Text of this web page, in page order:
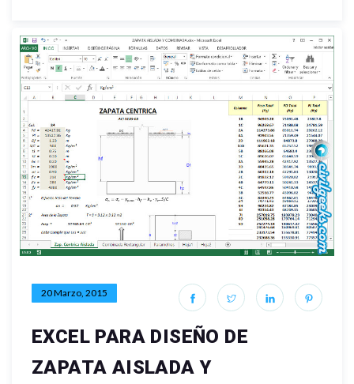
20 Marzo, 2015
EXCEL PARA DISEÑO DE
ZAPATA AISLADA Y